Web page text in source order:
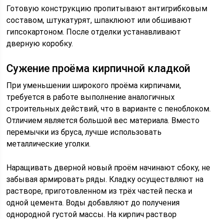
Готовую конструкцию пропитывают антигрибковым
составом, штукатурят, шпаклюют или обшивают
гипсокартоном. После отделки устанавливают
дверную коробку.
Сужение проёма кирпичной кладкой
При уменьшении широкого проёма кирпичами,
требуется в работе выполнение аналогичных
строительных действий, что в варианте с пеноблоком.
Отличием является большой вес материала. Вместо
перемычки из бруса, лучше использовать
металлические уголки.
Наращивать дверной новый проём начинают сбоку, не
забывая армировать ряды. Кладку осуществляют на
растворе, приготовленном из трёх частей песка и
одной цемента. Воды добавляют до получения
однородной густой массы. На кирпич раствор